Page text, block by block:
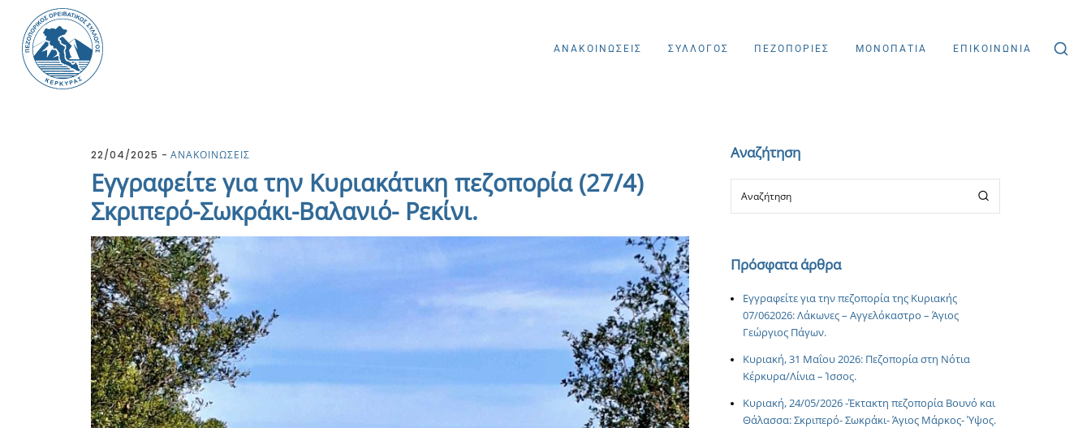
ΑΝΑΚΟΙΝΩΣΕΙΣ ΣΥΛΛΟΓΟΣ ΠΕΖΟΠΟΡΙΕΣ ΜΟΝΟΠΑΤΙΑ ΕΠΙΚΟΙΝΩΝΙΑ
22/04/2025 ΑΝΑΚΟΙΝΩΣΕΙΣ
Εγγραφείτε για την Κυριακάτικη πεζοπορία (27/4)
Σκριπερό-Σωκράκι-Βαλανιό- Ρεκίνι.
Αναζήτηση
Πρόσφατα άρθρα
Εγγραφείτε για την πεζοπορία της Κυριακής
07/062026: Λάκωνες – Αγγελόκαστρο – Άγιος
Γεώργιος Πάγων.
Κυριακή, 31 Μαΐου 2026: Πεζοπορία στη Νότια
Κέρκυρα/Λίνια – Ίσσος.
Κυριακή, 24/05/2026 -Έκτακτη πεζοπορία Βουνό και
Θάλασσα: Σκριπερό- Σωκράκι- Άγιος Μάρκος- Ύψος.